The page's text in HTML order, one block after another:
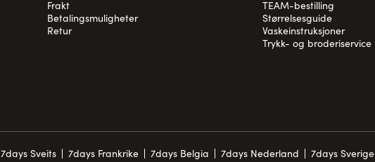
Frakt
Betalingsmuligheter
Retur
TEAM-bestilling
Størrelsesguide
Vaskeinstruksjoner
Trykk- og broderiservice
7days Sveits 7days Frankrike 7days Belgia 7days Nederland 7days Sverige